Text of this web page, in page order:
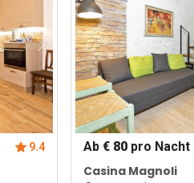
9.4 Ab € 80pro Nacht
Casina Magnoli